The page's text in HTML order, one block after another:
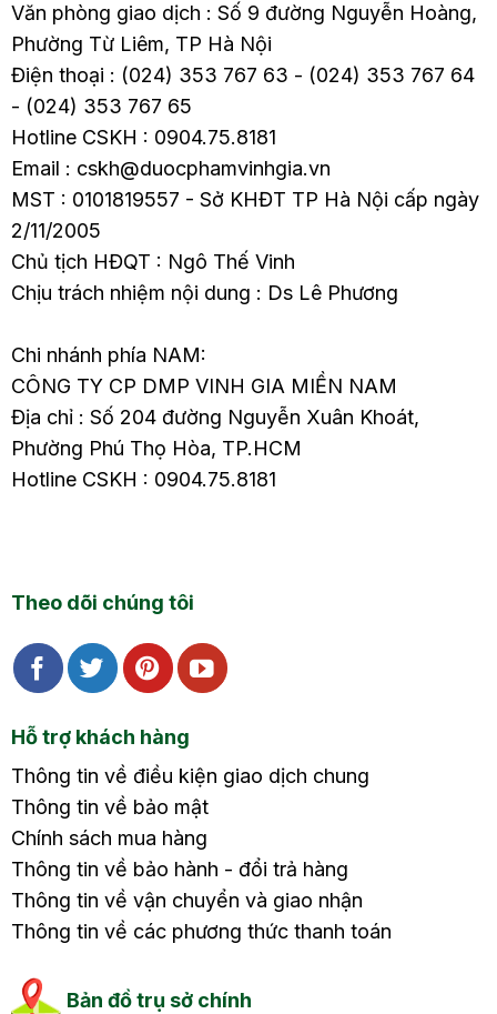
Văn phòng giao dịch : Số 9 đường Nguyễn Hoàng,
Phường Từ Liêm, TP Hà Nội
Điện thoại : (024) 353 767 63 - (024) 353 767 64
- (024) 353 767 65
Hotline CSKH : 0904.75.8181
Email : cskh@duocphamvinhgia.vn
MST : 0101819557 - Sở KHĐT TP Hà Nội cấp ngày
2/11/2005
Chủ tịch HĐQT : Ngô Thế Vinh
Chịu trách nhiệm nội dung : Ds Lê Phương
Chi nhánh phía NAM:
CÔNG TY CP DMP VINH GIA MIỀN NAM
Địa chỉ : Số 204 đường Nguyễn Xuân Khoát,
Phường Phú Thọ Hòa, TP.HCM
Hotline CSKH : 0904.75.8181
Theo dõi chúng tôi
Hỗ trợ khách hàng
Thông tin về điều kiện giao dịch chung
Thông tin về bảo mật
Chính sách mua hàng
Thông tin về bảo hành - đổi trả hàng
Thông tin về vận chuyển và giao nhận
Thông tin về các phương thức thanh toán
Bản đồ trụ sở chính